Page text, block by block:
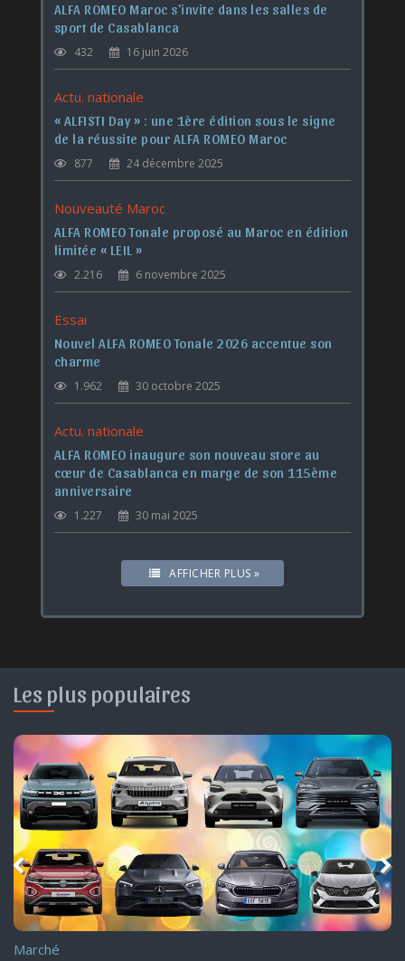
ALFA ROMEO Maroc s'invite dans les salles de
sport de Casablanca
432 16 juin 2026
Actu. nationale
« ALFISTI Day » : une 1ère édition sous le signe
de la réussite pour ALFA ROMEO Maroc
877 24 décembre 2025
Nouveauté Maroc
ALFA ROMEO Tonale proposé au Maroc en édition
limitée « LEIL »
2.216 6 novembre 2025
Essai
Nouvel ALFA ROMEO Tonale 2026 accentue son
charme
1.962 30 octobre 2025
Actu. nationale
ALFA ROMEO inaugure son nouveau store au
cœur de Casablanca en marge de son 115ème
anniversaire
1.227 30 mai 2025
AFFICHER PLUS »
Les plus populaires
Marché